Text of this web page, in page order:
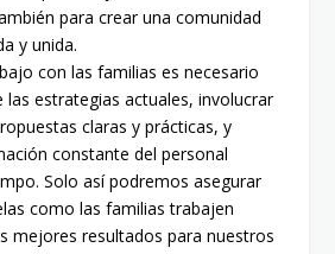
para crear una comunidad
y unida.
con las familias es necesario
las estrategias actuales, involucrar
claras y prácticas, y
constante del personal
Solo así podremos asegurar
como las familias trabajen
mejores resultados para nuestros